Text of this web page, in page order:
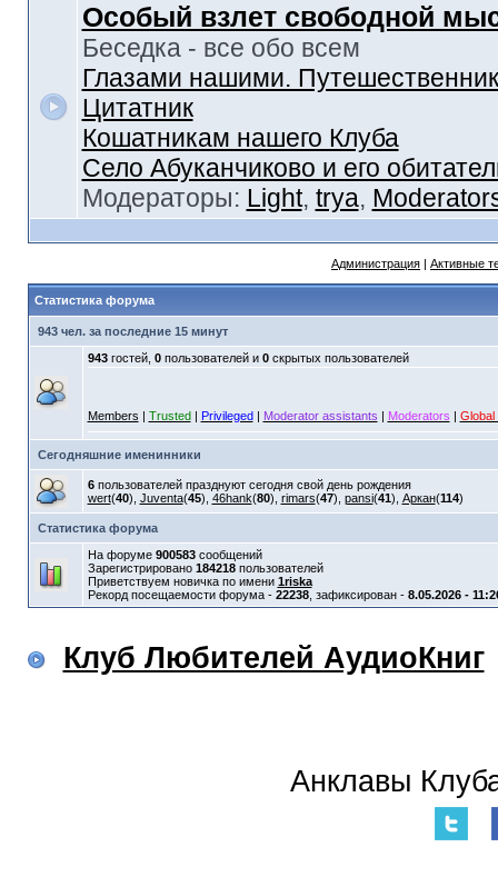
Особый взлет свободной
Беседка - все обо всем
Глазами нашими.
Цитатник
Кошатникам нашего Клуба
Село Абуканчиково и его
Модераторы: Light, trya,
Администрация | Активные
Статистика форума
943 чел. за последние 15 минут
943гостей, 0пользователей и 0скрытых пользователей
Members | Trusted| Privileged| Moderator assistants | Moderators | Global
Сегодняшние именинники
6пользователей празднуют сегодня свой день рождения
wert(40), Juventa(45), 46hank(80), rimars(47), pansi(41), Аркан(114)
Статистика форума
На форуме 900583сообщений
Зарегистрировано 184218пользователей
Приветствуем новичка по имени 1riska
Рекорд посещаемости форума - 22238, зафиксирован - 8.05.2026 -
Клуб Любителей АудиоКниг
Анклавы